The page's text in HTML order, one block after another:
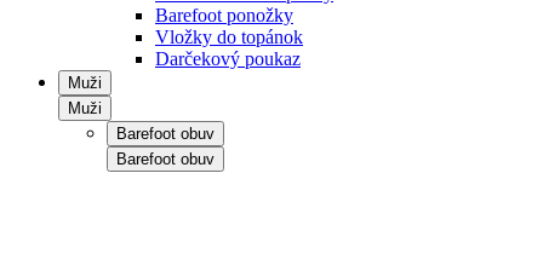
Barefoot ponožky
Vložky do topánok
Darčekový poukaz
Muži
Muži
Barefoot obuv
Barefoot obuv